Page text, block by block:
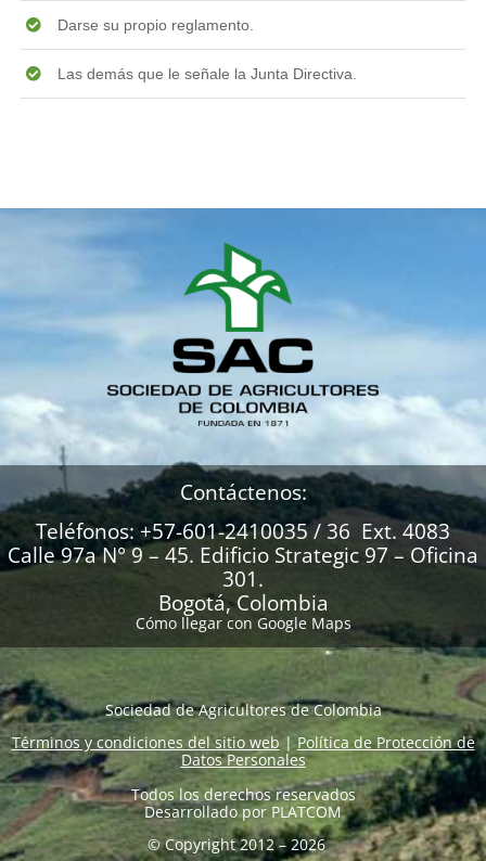
Darse su propio reglamento.
Las demás que le señale la Junta Directiva.
Contáctenos:
Teléfonos: +57-601-2410035 / 36 Ext. 4083
Calle 97a N° 9 – 45. Edificio Strategic 97 – Oficina
301.
Bogotá, Colombia
Cómo llegar con Google Maps
Sociedad de Agricultores de Colombia
Términos y condiciones del sitio web|Política de Protección de
Datos Personales
Todos los derechos reservados
Desarrollado por PLATCOM
© Copyright 2012 – 2026